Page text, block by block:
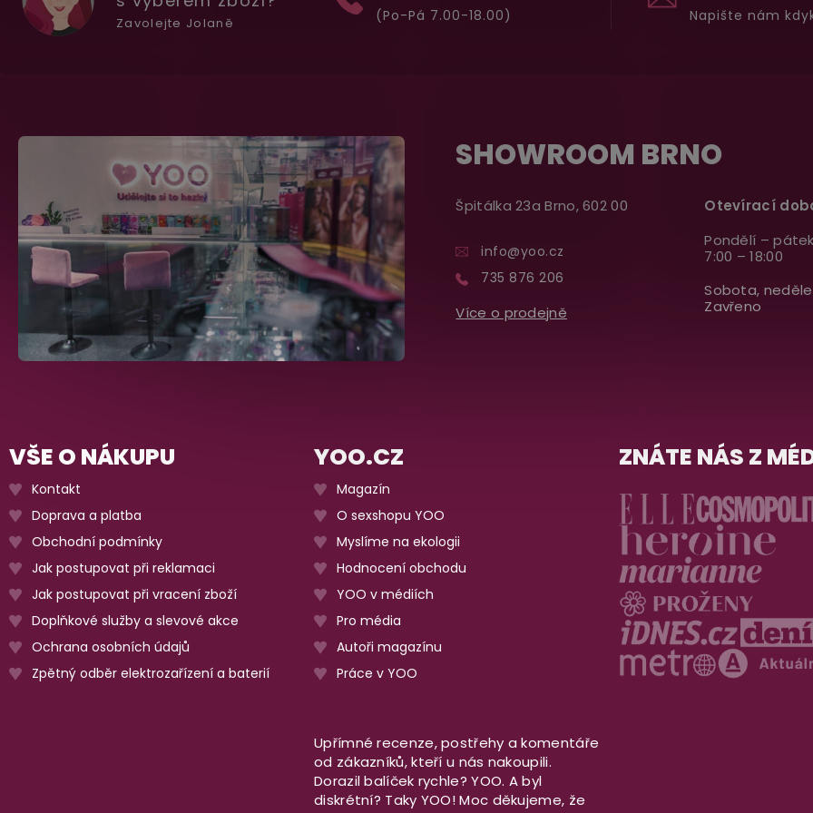
Napište nám
(Po-Pá 7.00-18.00)
Zavolejte Jolaně
SHOWROOM BRNO
Špitálka 23a Brno, 602 00
info@yoo.cz
735 876 206
Více o prodejně
Otevírací
Pondělí –
7:00 – 18:00
Sobota, neděle
Zavřeno
VŠE O NÁKUPU
Kontakt
Doprava a platba
Obchodní podmínky
Jak postupovat při reklamaci
Jak postupovat při vracení zboží
Doplňkové služby a slevové akce
Ochrana osobních údajů
Zpětný odběr elektrozařízení a baterií
YOO.CZ
Magazín
O sexshopu YOO
Myslíme na ekologii
Hodnocení obchodu
YOO v médiích
Pro média
Autoři magazínu
Práce v YOO
ZNÁTE NÁS Z
Upřímné recenze, postřehy a komentáře
od zákazníků, kteří u nás nakoupili.
Dorazil balíček rychle? YOO. A byl
diskrétní? Taky YOO! Moc děkujeme, že